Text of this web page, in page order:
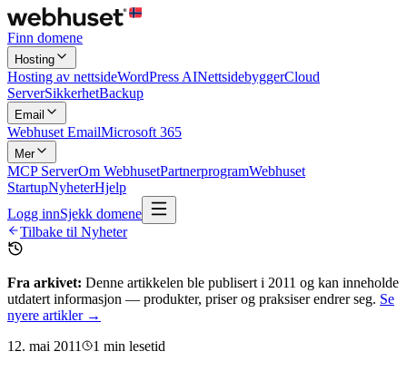
Finn domene
Hosting
Hosting av nettsideWordPress AINettsidebyggerCloud
ServerSikkerhetBackup
Email
Webhuset EmailMicrosoft 365
Mer
MCP ServerOm WebhusetPartnerprogramWebhuset
StartupNyheterHjelp
Logg innSjekk domene
Tilbake til Nyheter
Fra arkivet: Denne artikkelen ble publisert i 2011 og kan inneholde
utdatert informasjon — produkter, priser og praksiser endrer seg. Se
nyere artikler →
12. mai 2011
1 min lesetid